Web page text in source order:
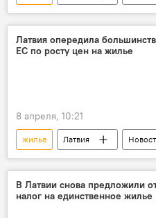
строительство
Новости
Латвия опередила
ЕС по росту цен на жилье
8 апреля, 10:21
жилье Латвия
статистика
цены
Eurostat
В Латвии снова предложили
налог на единственное жилье